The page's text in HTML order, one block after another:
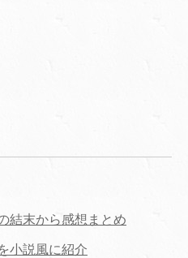
結末から感想まとめ
小説風に紹介